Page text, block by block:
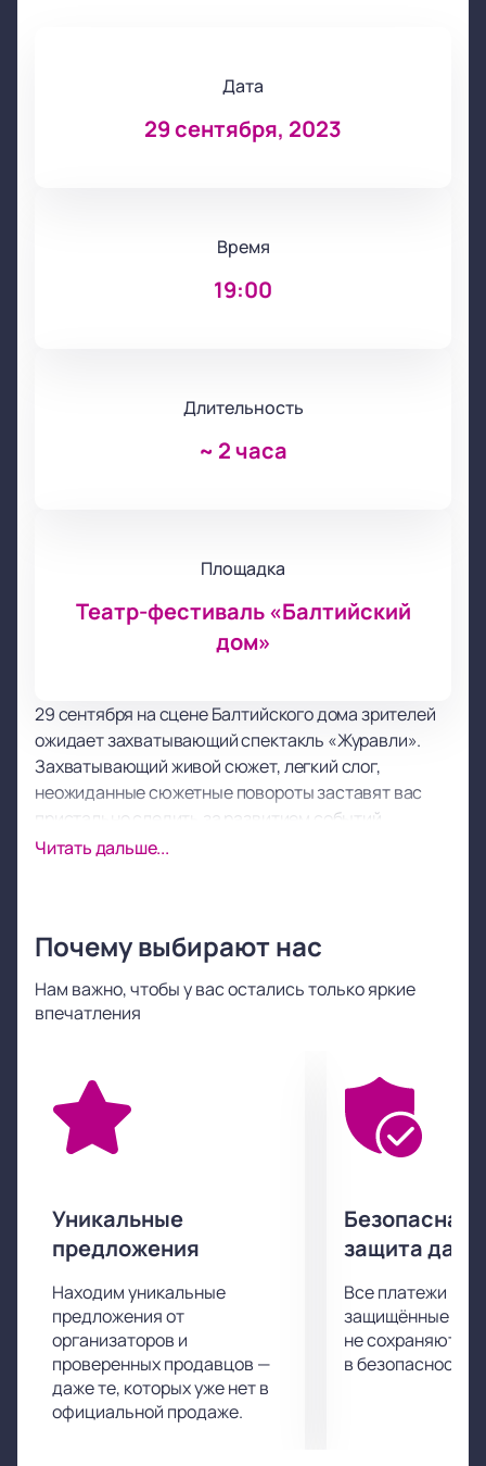
Дата
29 сентября, 2023
Время
19:00
Длительность
~ 2 часа
Площадка
Театр-фестиваль «Балтийский
дом»
29 сентября на сцене Балтийского дома зрителей
ожидает захватывающий спектакль «Журавли».
Захватывающий живой сюжет, легкий слог,
неожиданные сюжетные повороты заставят вас
пристально следить за развитием событий,
позабыв обо всем на свете.
забот и переживания. После просмотра остается
положительных эмоций.
Спектакль «Журавли» получил восторженные
собственное мнение о нем и провести приятный
интересный вечер в компании героев.
Читать дальше...
Почему выбирают нас
Нам важно, чтобы у вас остались только яркие
впечатления
Уникальные
предложения
Находим уникальные
предложения от
организаторов и
проверенных продавцов —
даже те, которых уже нет в
официальной продаже.
Безопасная
защита
Все платежи
защищённые
не сохраняются
в безопасности.